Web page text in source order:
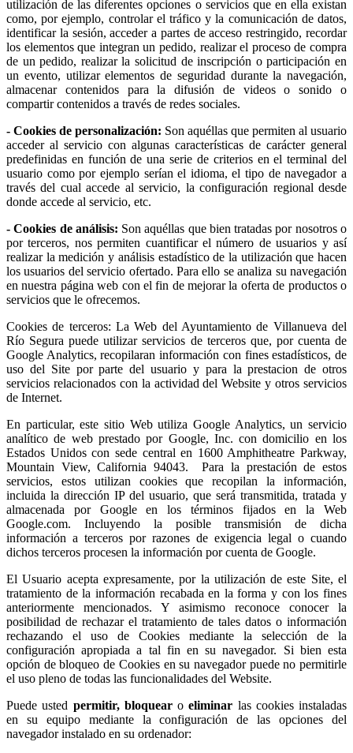
utilización de las diferentes opciones o servicios que en ella existan
como, por ejemplo, controlar el tráfico y la comunicación de datos,
identificar la sesión, acceder a partes de acceso restringido, recordar
los elementos que integran un pedido, realizar el proceso de compra
de un pedido, realizar la solicitud de inscripción o participación en
un evento, utilizar elementos de seguridad durante la navegación,
almacenar contenidos para la difusión de videos o sonido o
compartir contenidos a través de redes sociales.
- Cookies de personalización: Son aquéllas que permiten al usuario
acceder al servicio con algunas características de carácter general
predefinidas en función de una serie de criterios en el terminal del
usuario como por ejemplo serían el idioma, el tipo de navegador a
través del cual accede al servicio, la configuración regional desde
donde accede al servicio, etc.
- Cookies de análisis: Son aquéllas que bien tratadas por nosotros o
por terceros, nos permiten cuantificar el número de usuarios y así
realizar la medición y análisis estadístico de la utilización que hacen
los usuarios del servicio ofertado. Para ello se analiza su navegación
en nuestra página web con el fin de mejorar la oferta de productos o
servicios que le ofrecemos.
Cookies de terceros: La Web del Ayuntamiento de Villanueva del
Río Segura puede utilizar servicios de terceros que, por cuenta de
Google Analytics, recopilaran información con fines estadísticos, de
uso del Site por parte del usuario y para la prestacion de otros
servicios relacionados con la actividad del Website y otros servicios
de Internet.
En particular, este sitio Web utiliza Google Analytics, un servicio
analítico de web prestado por Google, Inc. con domicilio en los
Estados Unidos con sede central en 1600 Amphitheatre Parkway,
Mountain View, California 94043. Para la prestación de estos
servicios, estos utilizan cookies que recopilan la información,
incluida la dirección IP del usuario, que será transmitida, tratada y
almacenada por Google en los términos fijados en la Web
Google.com. Incluyendo la posible transmisión de dicha
información a terceros por razones de exigencia legal o cuando
dichos terceros procesen la información por cuenta de Google.
El Usuario acepta expresamente, por la utilización de este Site, el
tratamiento de la información recabada en la forma y con los fines
anteriormente mencionados. Y asimismo reconoce conocer la
posibilidad de rechazar el tratamiento de tales datos o información
rechazando el uso de Cookies mediante la selección de la
configuración apropiada a tal fin en su navegador. Si bien esta
opción de bloqueo de Cookies en su navegador puede no permitirle
el uso pleno de todas las funcionalidades del Website.
Puede usted permitir, bloquearoeliminar las cookies instaladas
en su equipo mediante la configuración de las opciones del
navegador instalado en su ordenador: